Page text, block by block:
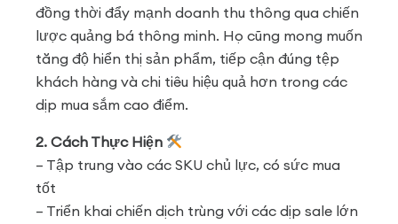
đồng thời đẩy mạnh doanh thu thông qua chiến
lược quảng bá thông minh. Họ cũng mong muốn
tăng độ hiển thị sản phẩm, tiếp cận đúng tệp
khách hàng và chi tiêu hiệu quả hơn trong các
dịp mua sắm cao điểm.
2. Cách Thực Hiện
– Tập trung vào các SKU chủ lực, có sức mua
tốt
– Triển khai chiến dịch trùng với các dịp sale lớn